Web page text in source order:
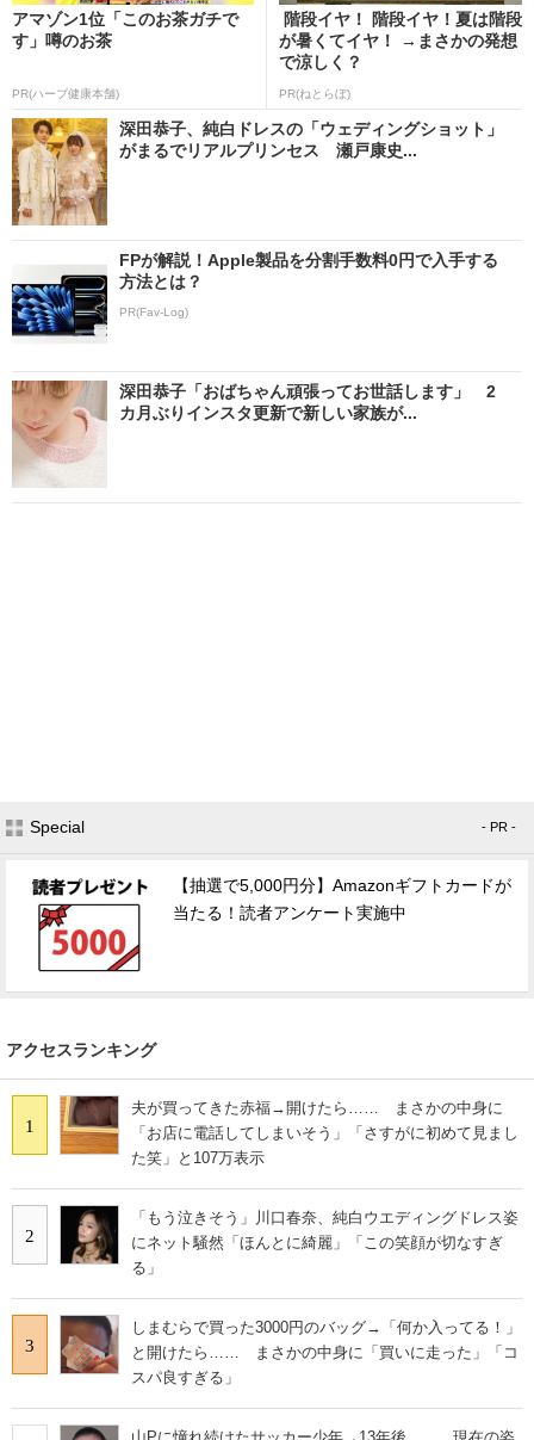
アマゾン1位「このお茶ガチで
す」噂のお茶
PR(ハーブ健康本舗)
階段イヤ！ 階段イヤ！夏は階段
が暑くてイヤ！ →まさかの発想
で涼しく？
PR(ねとらぼ)
深田恭子、純白ドレスの「ウェディングショット」
がまるでリアルプリンセス 瀬戸康史...
FPが解説！Apple製品を分割手数料0円で入手する
方法とは？
PR(Fav-Log)
深田恭子「おばちゃん頑張ってお世話します」 2
カ月ぶりインスタ更新で新しい家族が...
Special - PR -
【抽選で5,000円分】Amazonギフトカードが
当たる！読者アンケート実施中
アクセスランキング
1
夫が買ってきた赤福→開けたら…… まさかの中身に
「お店に電話してしまいそう」「さすがに初めて見まし
た笑」と107万表示
2
「もう泣きそう」川口春奈、純白ウエディングドレス姿
にネット騒然「ほんとに綺麗」「この笑顔が切なすぎ
る」
3
しまむらで買った3000円のバッグ→「何か入ってる！」
と開けたら…… まさかの中身に「買いに走った」「コ
スパ良すぎる」